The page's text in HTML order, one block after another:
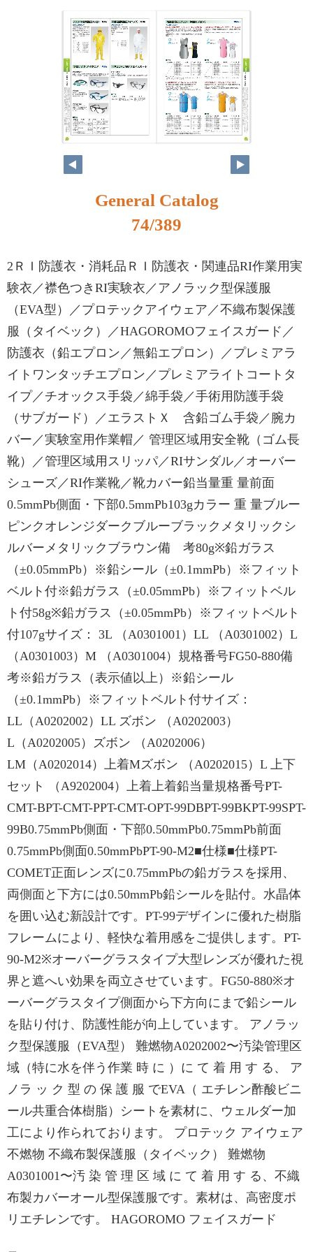
58 59
General Catalog
74/389
2ＲＩ防護衣・消耗品ＲＩ防護衣・関連品RI作業用実
験衣／襟色つきRI実験衣／アノラック型保護服
（EVA型）／プロテックアイウェア／不織布製保護
服（タイベック）／HAGOROMOフェイスガード／
防護衣（鉛エプロン／無鉛エプロン）／プレミアラ
イトワンタッチエプロン／プレミアライトコートタ
イプ／チオックス手袋／綿手袋／手術用防護手袋
（サブガード）／エラストＸ 含鉛ゴム手袋／腕カ
バー／実験室用作業帽／ 管理区域用安全靴（ゴム長
靴）／管理区域用スリッパ／RIサンダル／オーバー
シューズ／RI作業靴／靴カバー鉛当量重 量前面
0.5mmPb側面・下部0.5mmPb103gカラー 重 量ブルー
ピンクオレンジダークブルーブラックメタリックシ
ルバーメタリックブラウン備 考80g※鉛ガラス
（±0.05mmPb）※鉛シール（±0.1mmPb）※フィット
ベルト付※鉛ガラス（±0.05mmPb）※フィットベル
ト付58g※鉛ガラス（±0.05mmPb）※フィットベルト
付107gサイズ： 3L （A0301001）LL （A0301002）L
（A0301003）M （A0301004）規格番号FG50-880備
考※鉛ガラス（表示値以上）※鉛シール
（±0.1mmPb）※フィットベルト付サイズ：
LL（A0202002）LL ズボン （A0202003）
L（A0202005）ズボン （A0202006）
LM（A0202014）上着Mズボン （A0202015）L 上下
セット （A9202004）上着上着鉛当量規格番号PT-
CMT-BPT-CMT-PPT-CMT-OPT-99DBPT-99BKPT-99SPT-
99B0.75mmPb側面・下部0.50mmPb0.75mmPb前面
0.75mmPb側面0.50mmPbPT-90-M2■仕様■仕様PT-
COMET正面レンズに0.75mmPbの鉛ガラスを採用、
両側面と下方には0.50mmPb鉛シールを貼付。水晶体
を囲い込む新設計です。PT-99デザインに優れた樹脂
フレームにより、軽快な着用感をご提供します。PT-
90-M2※オーバーグラスタイプ大型レンズが優れた視
界と遮へい効果を両立させています。FG50-880※オ
ーバーグラスタイプ側面から下方向にまで鉛シール
を貼り付け、防護性能が向上しています。 アノラッ
ク型保護服（EVA型） 難燃物A0202002〜汚染管理区
域（特に水を伴う作業 時 に ）に て 着 用 す る、 ア
ノラ ッ ク 型 の 保 護 服 でEVA（ エチレン酢酸ビニ
ール共重合体樹脂）シートを素材に、ウェルダー加
工により作られております。 プロテック アイウェア
不燃物 不織布製保護服（タイベック） 難燃物
A0301001〜汚 染 管 理 区 域 に て 着 用 す る、不織
布製カバーオール型保護服です。素材は、高密度ポ
リエチレンです。 HAGOROMO フェイスガード